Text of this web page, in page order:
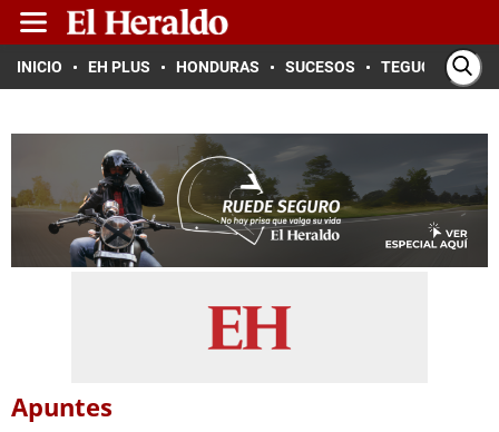
INICIO EH PLUS HONDURAS SUCESOS TEGUCIGALPA
Apuntes